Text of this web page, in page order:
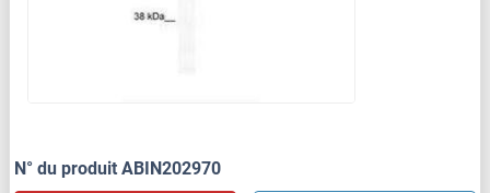
N° du produit ABIN202970